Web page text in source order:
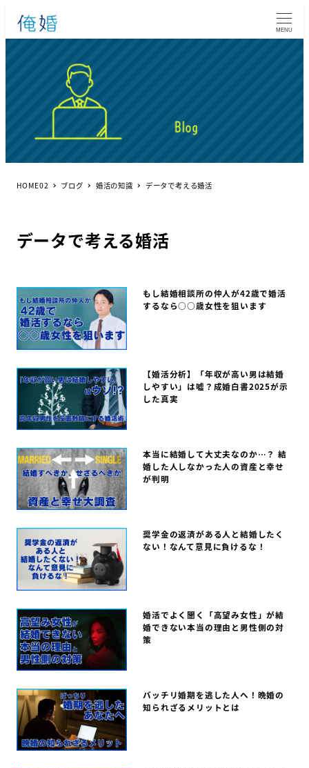
MENU
HOME02 ブログ 婚活の知識 データで考える婚活
データで考える婚活
もし結婚相談所の仲人が42歳で婚活
するなら○○歳女性を狙います
【婚活分析】「年収が高い男は結婚
しやすい」は嘘？成婚白書2025が示
した真実
本当に結婚して大丈夫なのか…？ 結
婚した人しなかった人の資産と幸せ
が判明
奨学金の返済がある人と結婚したく
ない！なんて意見に負けるな！
婚活でよく聞く「高望み女性」が結
婚できない本当の理由と男性側の対
策
バッチリ婚期を逃した人へ！晩婚の
知られざるメリットとは